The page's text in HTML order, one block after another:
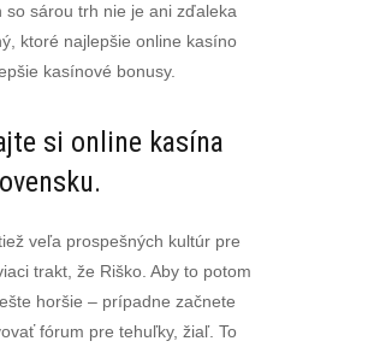
so sárou trh nie je ani zďaleka
ktoré najlepšie online kasíno
kasínové bonusy.
si online kasína
veľa prospešných kultúr pre
trakt, že Riško. Aby to potom
horšie – prípadne začnete
fórum pre tehuľky, žiaľ. To